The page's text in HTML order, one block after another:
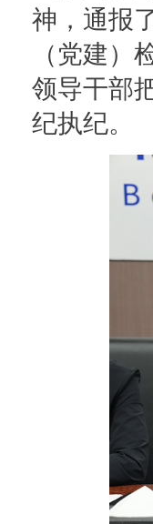
神，通报
（党建
领导干部
纪执纪。